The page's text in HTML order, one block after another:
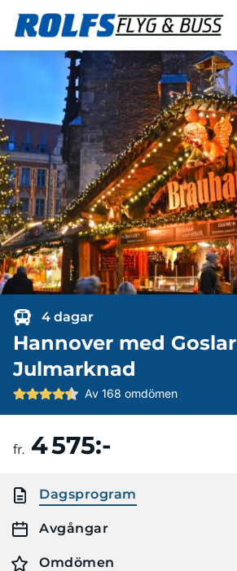
4 dagar
Hannover med Goslar
Julmarknad
Av 168 omdömen
fr. 4 575:-
Dagsprogram
Avgångar
Omdömen